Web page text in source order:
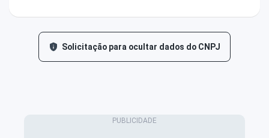
Solicitação para ocultar dados do CNPJ